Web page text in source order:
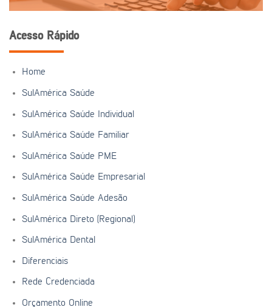
Acesso Rápido
Home
SulAmérica Saúde
SulAmérica Saúde Individual
SulAmérica Saúde Familiar
SulAmérica Saúde PME
SulAmérica Saúde Empresarial
SulAmérica Saúde Adesão
SulAmérica Direto (Regional)
SulAmérica Dental
Diferenciais
Rede Credenciada
Orçamento Online